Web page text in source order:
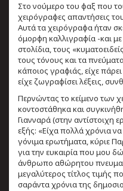
Στο νούμερο του φαξ που
χειρόγραφες απαντήσεις
Αυτά τα χειρόγραφα ήταν
όμορφη καλλιγραφία -και με
στολίδια, τους
τους τόνους και τα
κάποιος γραφιάς, είχε
είχε ζωγραφίσει λέξεις,
Περνώντας το κείμενο των
κοντοστάθηκα και
Γιανναρά (στην αντίστοιχη
εξής: «Είχα πολλά χρόνια
γόνιμα ερωτήματα, κύριε
για την ευκαιρία που μου
άνθρωπο αθώρητου
μεγαλύτερος τίτλος τιμής
σαράντα χρόνια της